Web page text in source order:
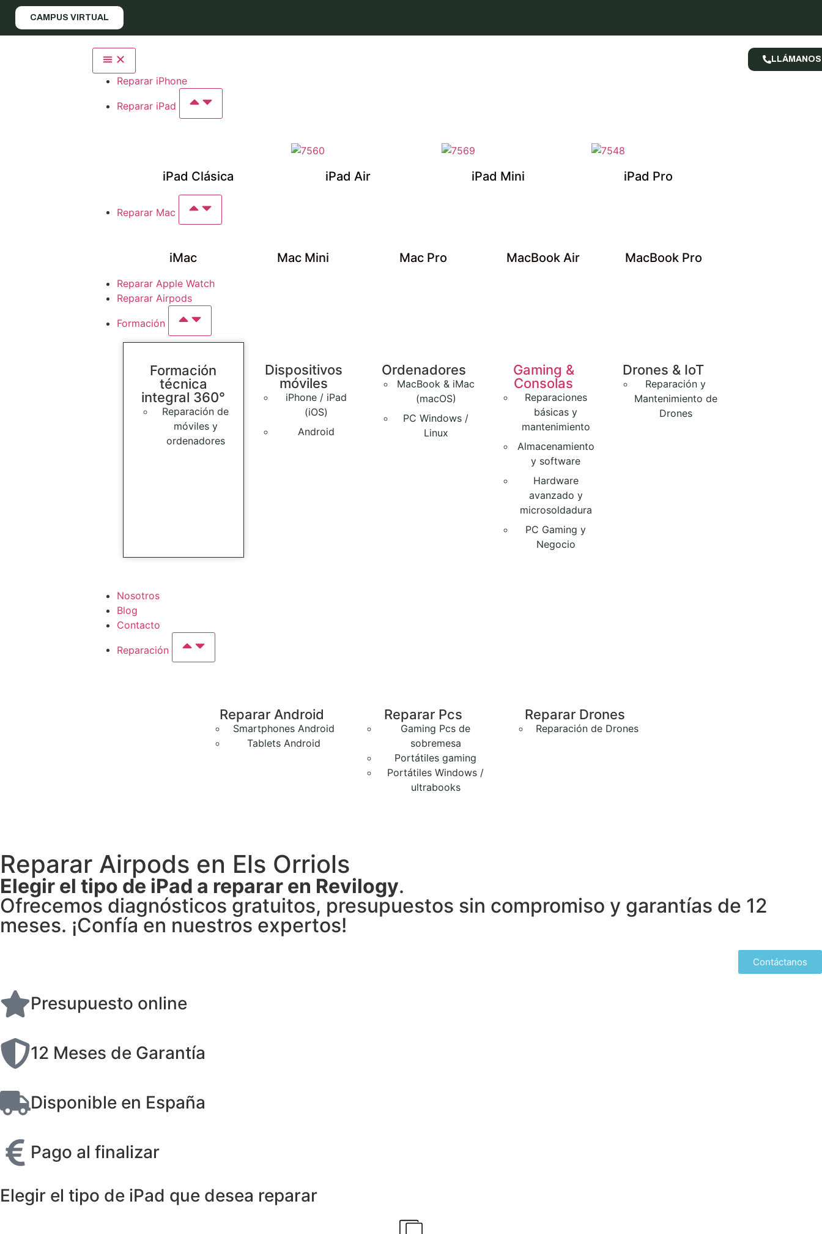
CAMPUS VIRTUAL
Reparar iPhone
Reparar iPad
iPad Clásica iPad Air iPad Mini iPad Pro
Reparar Mac
iMac Mac Mini Mac Pro MacBook Air MacBook Pro
Reparar Apple Watch
Reparar Airpods
Formación
Formación
técnica
integral 360°
Reparación de
móviles y
ordenadores
Dispositivos
móviles
iPhone / iPad
(iOS)
Android
Ordenadores
MacBook & iMac
(macOS)
PC Windows /
Linux
Gaming &
Consolas
Reparaciones
básicas y
mantenimiento
Almacenamiento
y software
Hardware
avanzado y
microsoldadura
PC Gaming y
Negocio
Drones & IoT
Reparación y
Mantenimiento de
Drones
Nosotros
Blog
Contacto
Reparación
Reparar Android
Smartphones Android
Tablets Android
Reparar Pcs
Gaming Pcs de
sobremesa
Portátiles gaming
Portátiles Windows /
ultrabooks
Reparar Drones
Reparación de Drones
LLÁMANOS
Reparar Airpods en Els Orriols
Elegir el tipo de iPad a reparar en Revilogy.
Ofrecemos diagnósticos gratuitos, presupuestos sin compromiso y garantías de 12
meses. ¡Confía en nuestros expertos!
Contáctanos
Presupuesto online
12 Meses de Garantía
Disponible en España
Pago al finalizar
Elegir el tipo de iPad que desea reparar